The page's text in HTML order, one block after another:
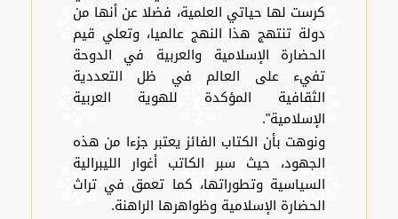
كرست لها حياتي العلمية، فضلا عن أنها من
دولة تنتهج هذا النهج عالميا، وتعلي قيم
الحضارة الإسلامية والعربية في الدوحة
تفيء على العالم في ظل التعددية
الثقافية المؤكدة للهوية العربية
الإسلامية".
ونوهت بأن الكتاب الفائز يعتبر جزءا من هذه
الجهود، حيث سبر الكاتب أغوار الليبرالية
السياسية وتطوراتها، كما تعمق في تراث
الحضارة الإسلامية وظواهرها الراهنة.